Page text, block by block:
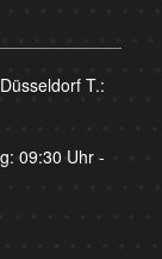
T.:
09:30 Uhr -